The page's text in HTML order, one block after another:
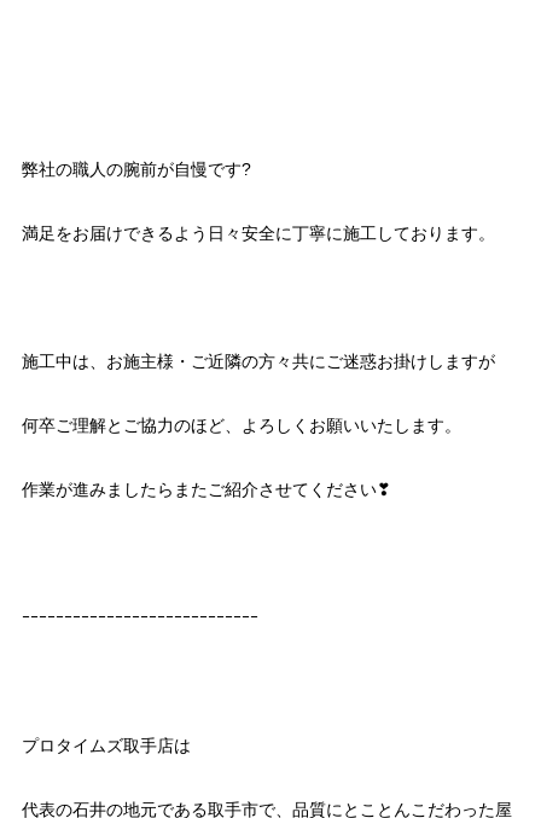
弊社の職人の腕前が自慢です?
満足をお届けできるよう日々安全に丁寧に施工しております。
施工中は、お施主様・ご近隣の方々共にご迷惑お掛けしますが
何卒ご理解とご協力のほど、よろしくお願いいたします。
作業が進みましたらまたご紹介させてください❣
ｰｰｰｰｰｰｰｰｰｰｰｰｰｰｰｰｰｰｰｰｰｰｰｰｰｰｰｰ
プロタイムズ取手店は
代表の石井の地元である取手市で、品質にとことんこだわった屋